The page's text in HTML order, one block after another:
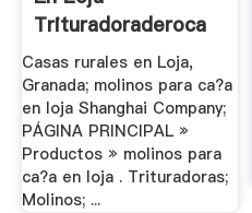
Trituradoraderoca
Casas rurales en Loja,
Granada; molinos para ca?a
en loja Shanghai Company;
PÁGINA PRINCIPAL »
Productos » molinos para
ca?a en loja . Trituradoras;
Molinos; ...